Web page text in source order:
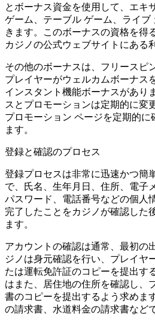
とボーナス資金を使用して、エキ
ゲーム、テーブル ゲーム、ライブ
きます。このボーナスの資格を得
カジノの公式ウェブサイトにある
その他のボーナスは、フリースピ
プレイヤーがウェルカムボーナス
インスタント機能ボーナスがあり
スとプロモーションは定期的に変
プロモーション ページを定期的に
ます。
登録と確認のプロセス
登録プロセスは非常に迅速かつ簡
で、氏名、生年月日、住所、電子
パスワード、電話番号などの個人
完了したことをカジノが確認した
ます。
アカウントの確認は通常、最初の
ジノは身元確認を行い、プレイヤ
たは運転免許証のコピーを提出す
はまた、居住地の住所を確認し、
書のコピーを提出するよう求めま
の請求書、水道料金の請求書など